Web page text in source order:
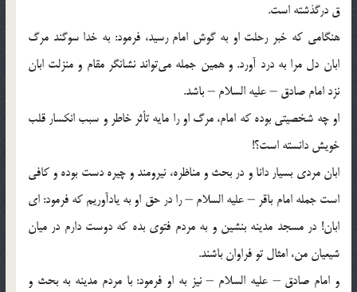
ق درگذشته است.
هنگامی كه خبر رحلت او به گوش امام رسید، فرمود: به خدا سوگند مرگ
ابان دل مرا به درد آورد. و همین جمله می‌تواند نشانگر مقام و منزلت ابان
نزد امام صادق – علیه السلام – باشد.
او چه شخصیتی بوده كه امام، مرگ او را مایه تأثر خاطر و سبب انكسار قلب
خویش دانسته است؟!
ابان مردی بسیار دانا و در بحث و مناظره، نیرومند و چیره دست بوده و كافی
است جمله امام باقر – علیه السلام – را در حق او به یادآوریم كه فرمود: ای
ابان! در مسجد مدینه بنشین و به مردم فتوی بده كه دوست دارم در میان
شیعیان من، امثال تو فراوان باشند.
و امام صادق – علیه السلام – نیز به او فرمود: با مردم مدینه به بحث و